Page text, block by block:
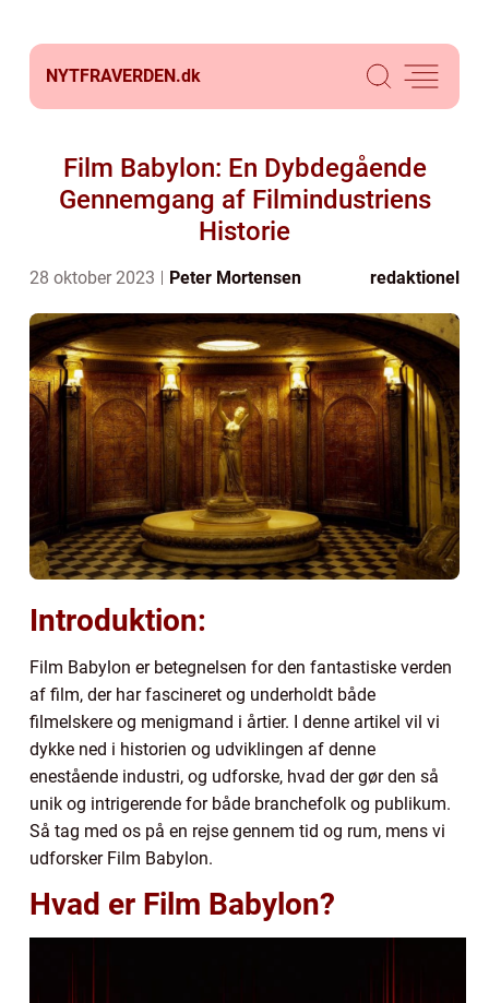
NYTFRAVERDEN.dk
Film Babylon: En Dybdegående
Gennemgang af Filmindustriens
Historie
28 oktober 2023 Peter Mortensen redaktionel
Introduktion:
Film Babylon er betegnelsen for den fantastiske verden
af film, der har fascineret og underholdt både
filmelskere og menigmand i årtier. I denne artikel vil vi
dykke ned i historien og udviklingen af denne
enestående industri, og udforske, hvad der gør den så
unik og intrigerende for både branchefolk og publikum.
Så tag med os på en rejse gennem tid og rum, mens vi
udforsker Film Babylon.
Hvad er Film Babylon?